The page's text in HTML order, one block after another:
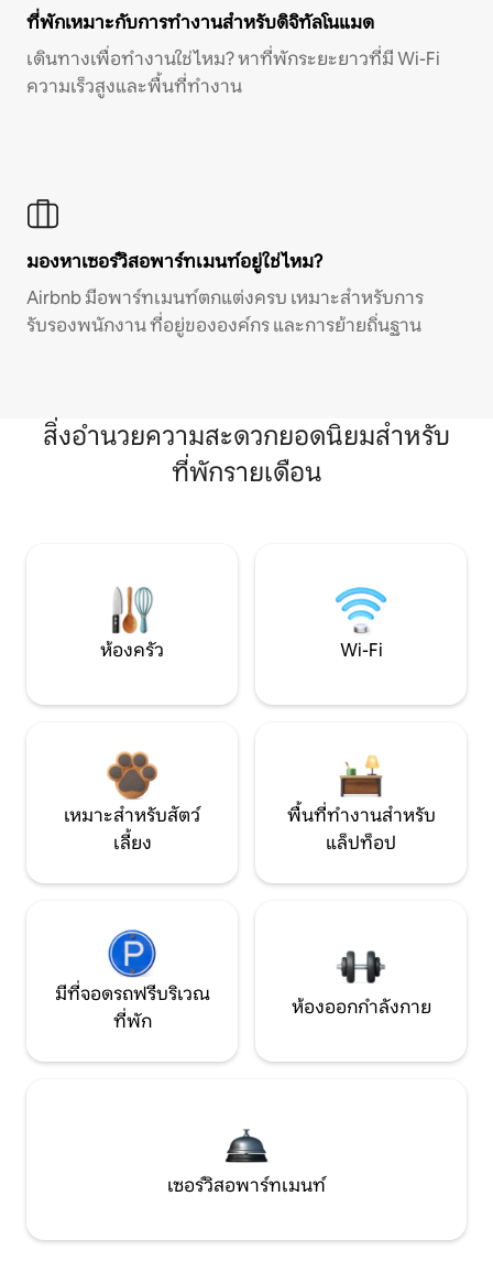
ที่พักเหมาะกับการทำงานสำหรับดิจิทัลโนแมด
เดินทางเพื่อทำงานใช่ไหม? หาที่พักระยะยาวที่มี Wi-Fi
ความเร็วสูงและพื้นที่ทำงาน
มองหาเซอร์วิสอพาร์ทเมนท์อยู่ใช่ไหม?
Airbnb มีอพาร์ทเมนท์ตกแต่งครบ เหมาะสำหรับการ
รับรองพนักงาน ที่อยู่ขององค์กร และการย้ายถิ่นฐาน
สิ่งอำนวยความสะดวกยอดนิยมสำหรับ
ที่พักรายเดือน
ห้องครัว Wi-Fi
เหมาะสำหรับสัตว์
เลี้ยง
พื้นที่ทำงานสำหรับ
แล็ปท็อป
มีที่จอดรถฟรีบริเวณ
ที่พัก
ห้องออกกำลังกาย
เซอร์วิสอพาร์ทเมนท์